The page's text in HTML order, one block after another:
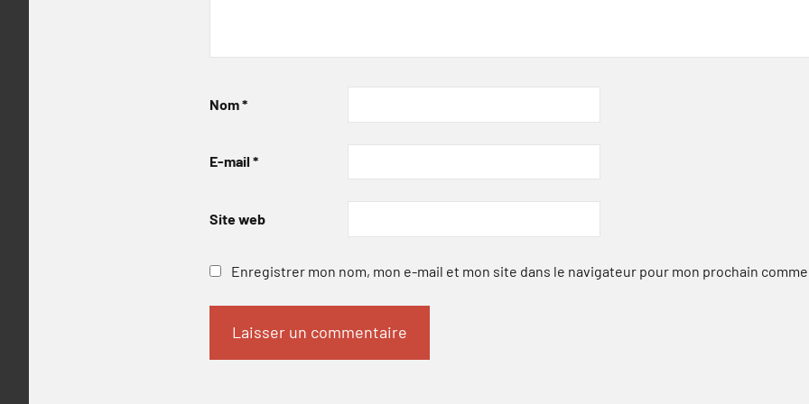
Nom*
E-mail *
Site web
Enregistrer mon nom, mon e-mail et mon site dans le navigateur pour mon prochain